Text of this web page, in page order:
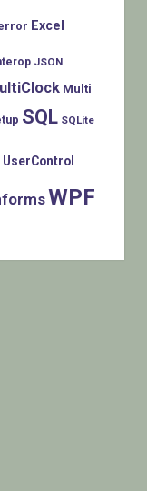
Excel
JSON
Multi
SQL SQLite
UserControl
WPF